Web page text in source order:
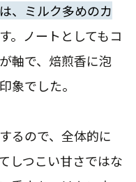
、ミルク多めのカ
。ノートとしてもコ
軸で、焙煎香に泡
象でした。
るので、全体的に
しつこい甘さではな